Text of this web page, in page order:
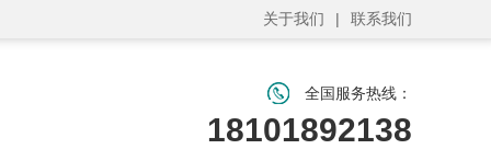
关于我们 | 联系我们
全国服务热线：
18101892138